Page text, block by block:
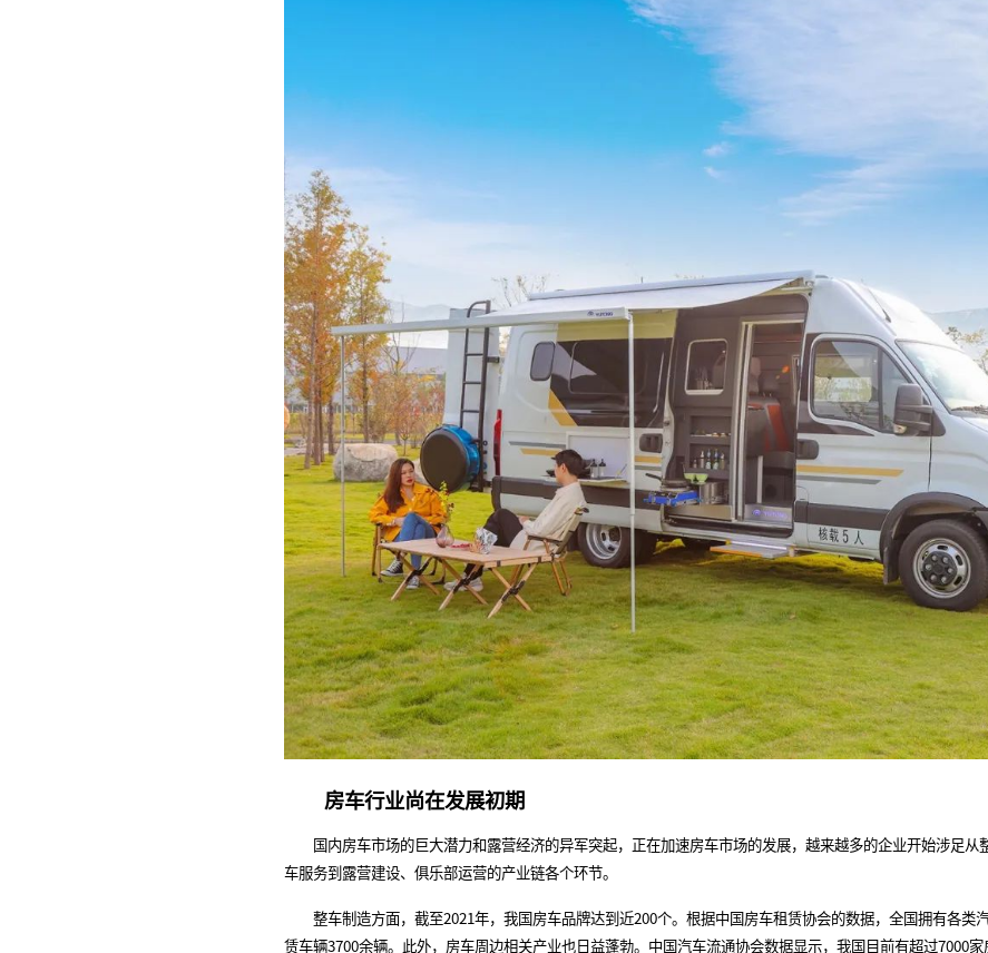
房车行业尚在发展初期
国内房车市场的巨大潜力和露营经济的异军突起，正在加速房车市场的发展，越来越多的企业开始涉足从
车服务到露营建设、俱乐部运营的产业链各个环节。
整车制造方面，截至2021年，我国房车品牌达到近200个。根据中国房车租赁协会的数据，全国拥有各类
赁车辆3700余辆。此外，房车周边相关产业也日益蓬勃。中国汽车流通协会数据显示，我国目前有超过7000